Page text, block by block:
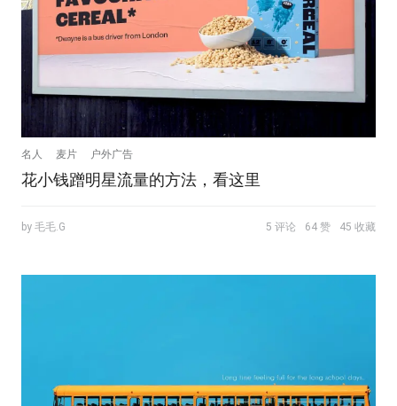
名人 麦片 户外广告
花小钱蹭明星流量的方法，看这里
by 毛毛.G 5 评论 64 赞 45 收藏